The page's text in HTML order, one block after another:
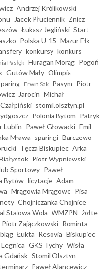
Andrzej Królikowski
Jacek Płuciennik Znicz
Łukasz Jegliński Start
Polska U-15 Mazur Ełk
konkursy konkurs
Pasłęk Huragan Morąg Pogoń
Gutów Mały Olimpia
Erwin Sak Pasym Piotr
Jarocin Michał
stomil.olsztyn.pl
Polonia Bytom Patryk
Lublin Paweł Głowacki Emil
Mława sparingi Barczewo
Tęcza Biskupiec Arka
Piotr Wypniewski
Sportowy Paweł
Bytów licytacje Adam
Mrągowia Mrągowo Pisa
Chojniczanka Chojnice
Stalowa Wola WMZPN żółte
Piotr Zajączkowski Rominta
Łukta Resovia Biskupiec
GKS Tychy Wisła
Gdańsk Stomil Olsztyn -
Paweł Alancewicz